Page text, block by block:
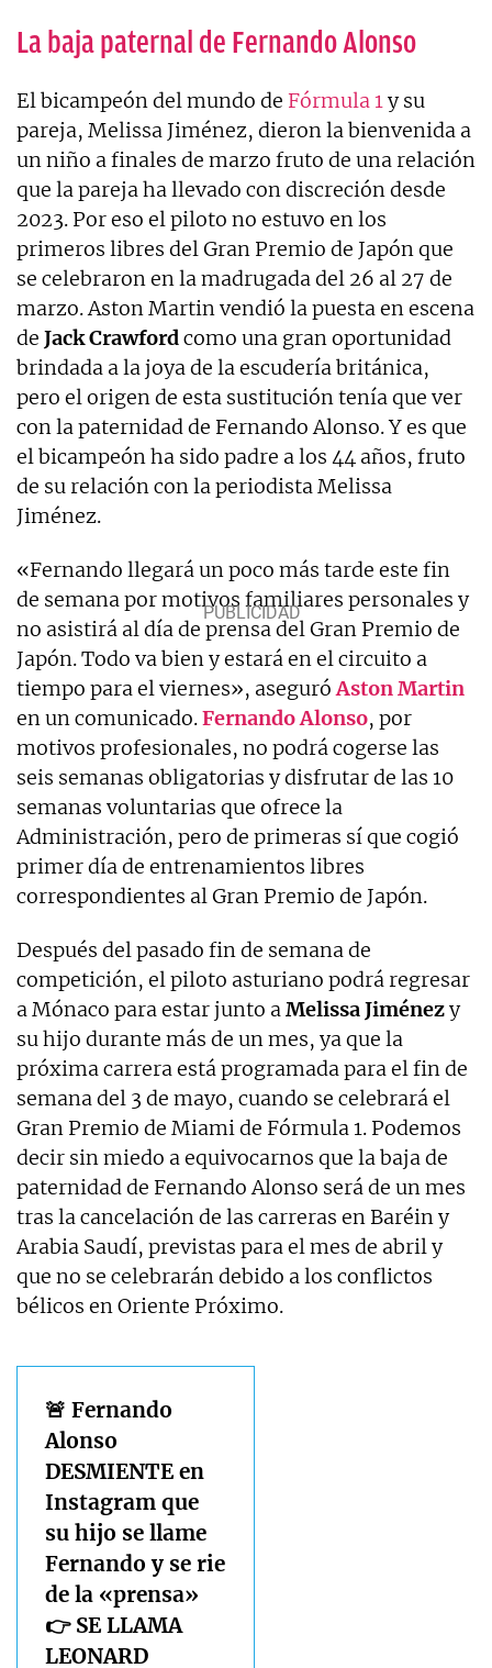
La baja paternal de Fernando Alonso
El bicampeón del mundo de Fórmula 1 y su
pareja, Melissa Jiménez, dieron la bienvenida a
un niño a finales de marzo fruto de una relación
que la pareja ha llevado con discreción desde
2023. Por eso el piloto no estuvo en los
primeros libres del Gran Premio de Japón que
se celebraron en la madrugada del 26 al 27 de
marzo. Aston Martin vendió la puesta en escena
de Jack Crawfordcomo una gran oportunidad
brindada a la joya de la escudería británica,
pero el origen de esta sustitución tenía que ver
con la paternidad de Fernando Alonso. Y es que
el bicampeón ha sido padre a los 44 años, fruto
de su relación con la periodista Melissa
Jiménez.
«Fernando llegará un poco más tarde este fin
de semana por motivos familiares personales y
no asistirá al día de prensa del Gran Premio de
Japón. Todo va bien y estará en el circuito a
tiempo para el viernes», aseguró Aston Martin
en un comunicado.Fernando Alonso, por
motivos profesionales, no podrá cogerse las
seis semanas obligatorias y disfrutar de las 10
semanas voluntarias que ofrece la
Administración, pero de primeras sí que cogió
primer día de entrenamientos libres
correspondientes al Gran Premio de Japón.
Después del pasado fin de semana de
competición, el piloto asturiano podrá regresar
a Mónaco para estar junto a Melissa Jiménezy
su hijo durante más de un mes, ya que la
próxima carrera está programada para el fin de
semana del 3 de mayo, cuando se celebrará el
Gran Premio de Miami de Fórmula 1. Podemos
decir sin miedo a equivocarnos que la baja de
paternidad de Fernando Alonso será de un mes
tras la cancelación de las carreras en Baréin y
Arabia Saudí, previstas para el mes de abril y
que no se celebrarán debido a los conflictos
bélicos en Oriente Próximo.
🚨 Fernando
Alonso
DESMIENTE en
Instagram que
su hijo se llame
Fernando y se rie
de la «prensa»
👉 SE LLAMA
LEONARD